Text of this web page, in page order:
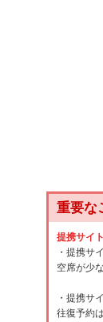
重要な
提携サイ
・提携サ
空席が少
・提携サ
往復予約